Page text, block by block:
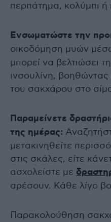
περπάτημα, κολύμπι ή
Ενσωματώστε την
οικοδόμηση μυών
μπορεί να βελτιώσει
ινσουλίνη,
του σακχάρου στο
Παραμείνετε
της ημέρας:
μετακινηθείτε
στις σκάλες, είτε
ασχολείστε με
αρέσουν. Κάθε λίγο
Παρακολούθηση